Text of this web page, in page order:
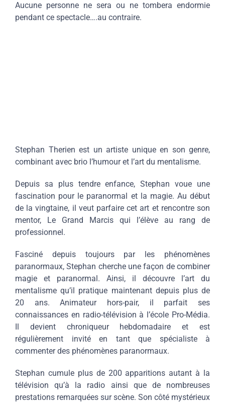
Aucune personne ne sera ou ne tombera endormie
pendant ce spectacle….au contraire.
Stephan Therien est un artiste unique en son genre,
combinant avec brio l’humour et l’art du mentalisme.
Depuis sa plus tendre enfance, Stephan voue une
fascination pour le paranormal et la magie. Au début
de la vingtaine, il veut parfaire cet art et rencontre son
mentor, Le Grand Marcis qui l’élève au rang de
professionnel.
Fasciné depuis toujours par les phénomènes
paranormaux, Stephan cherche une façon de combiner
magie et paranormal. Ainsi, il découvre l’art du
mentalisme qu’il pratique maintenant depuis plus de
20 ans. Animateur hors-pair, il parfait ses
connaissances en radio-télévision à l’école Pro-Média.
Il devient chroniqueur hebdomadaire et est
régulièrement invité en tant que spécialiste à
commenter des phénomènes paranormaux.
Stephan cumule plus de 200 apparitions autant à la
télévision qu’à la radio ainsi que de nombreuses
prestations remarquées sur scène. Son côté mystérieux